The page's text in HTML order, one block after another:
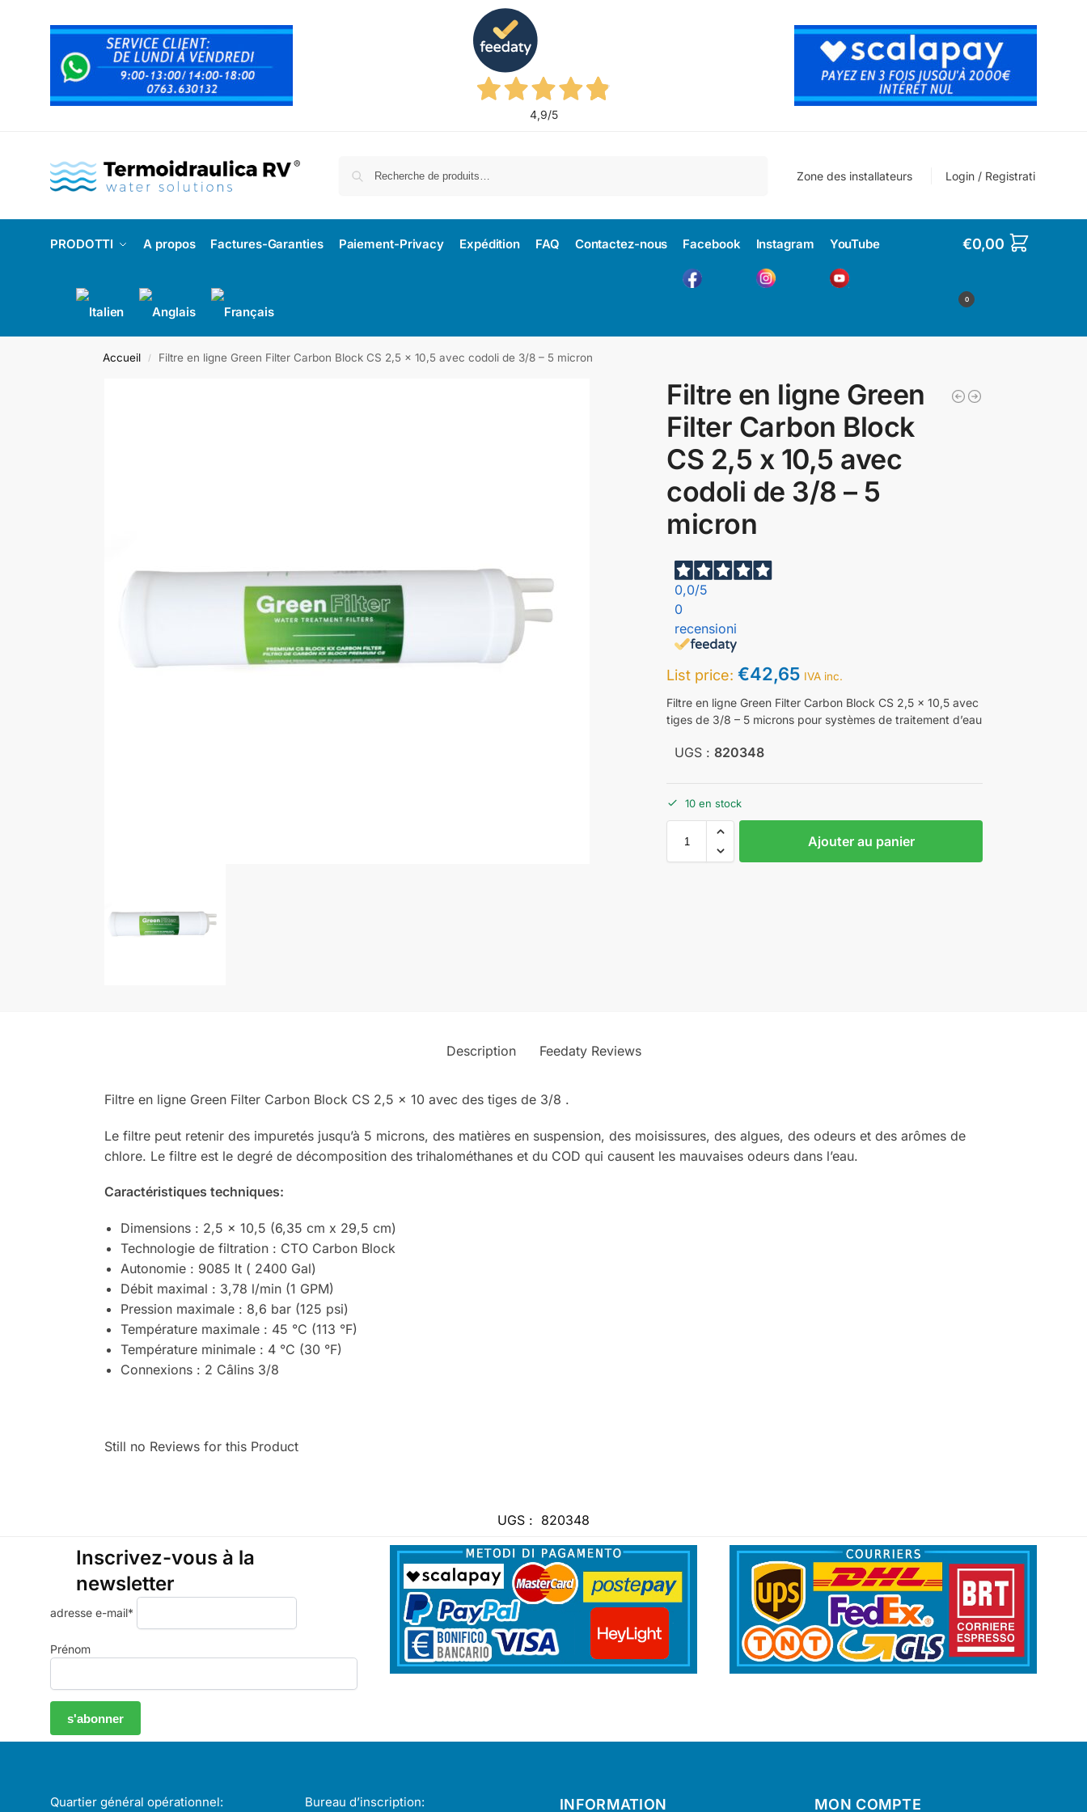
4,9/5
Zone des installateurs Login / Registrati
PRODOTTI A propos Factures-Garanties Paiement-Privacy Expédition FAQ Contactez-nous Facebook Instagram YouTube €0,00
0
Accueil / Filtre en ligne Green Filter Carbon Block CS 2,5 x 10,5 avec codoli de 3/8 – 5 micron
Filtre en ligne Green
Filter Carbon Block
CS 2,5 x 10,5 avec
codoli de 3/8 – 5
micron
0,0/5
0
recensioni
List price:€42,65 IVA inc.
Filtre en ligne Green Filter Carbon Block CS 2,5 x 10,5 avec
tiges de 3/8 – 5 microns pour systèmes de traitement d’eau
UGS : 820348
10 en stock
Ajouter au panier
Description Feedaty Reviews
Filtre en ligne Green Filter Carbon Block CS 2,5 x 10 avec des tiges de 3/8 .
Le filtre peut retenir des impuretés jusqu’à 5 microns, des matières en suspension, des moisissures, des algues, des odeurs et des arômes de
chlore. Le filtre est le degré de décomposition des trihalométhanes et du COD qui causent les mauvaises odeurs dans l’eau.
Caractéristiques techniques:
Dimensions : 2,5 x 10,5 (6,35 cm x 29,5 cm)
Technologie de filtration : CTO Carbon Block
Autonomie : 9085 lt ( 2400 Gal)
Débit maximal : 3,78 l/min (1 GPM)
Pression maximale : 8,6 bar (125 psi)
Température maximale : 45 °C (113 °F)
Température minimale : 4 °C (30 °F)
Connexions : 2 Câlins 3/8
Still no Reviews for this Product
UGS : 820348
Inscrivez-vous à la
newsletter
adresse e-mail*
Prénom
Quartier général opérationnel:
Bureau d’inscription:
INFORMATION MON COMPTE